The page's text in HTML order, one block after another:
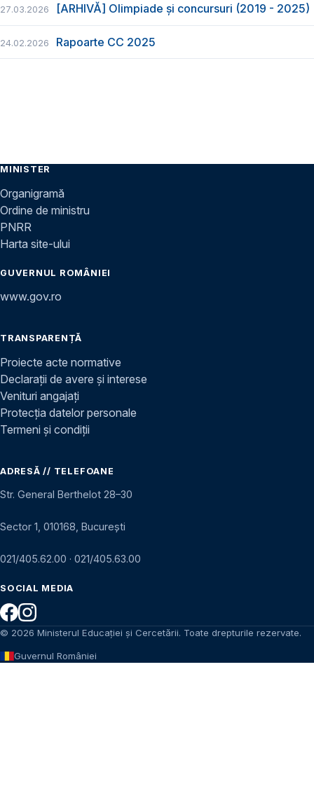
27.03.2026 [ARHIVĂ] Olimpiade și concursuri (2019 - 2025)
24.02.2026 Rapoarte CC 2025
MINISTER
Organigramă
Ordine de ministru
PNRR
Harta site-ului
GUVERNUL ROMÂNIEI
www.gov.ro
TRANSPARENȚĂ
Proiecte acte normative
Declarații de avere și interese
Venituri angajați
Protecția datelor personale
Termeni și condiții
ADRESĂ // TELEFOANE
Str. General Berthelot 28–30
Sector 1, 010168, București
021/405.62.00 · 021/405.63.00
SOCIAL MEDIA
© 2026 Ministerul Educației și Cercetării. Toate drepturile rezervate.
Guvernul României